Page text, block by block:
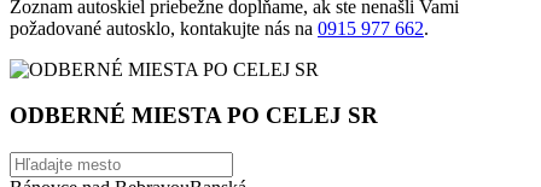
Zoznam autoskiel priebežne dopĺňame, ak ste nenašli Vami
požadované autosklo, kontakujte nás na 0915 977 662.
ODBERNÉ MIESTA PO CELEJ SR